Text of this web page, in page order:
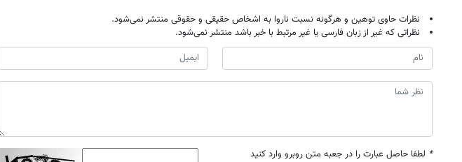
نظرات حاوی توهین و هرگونه نسبت ناروا به اشخاص حقیقی و حقوقی منتشر نمی‌شود.
نظراتی که غیر از زبان فارسی یا غیر مرتبط با خبر باشد منتشر نمی‌شود.
* لطفا حاصل عبارت را در جعبه متن روبرو وارد کنید